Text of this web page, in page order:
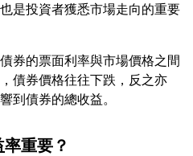
是投資者獲悉市場走向的重要
券的票面利率與市場價格之間
債券價格往往下跌，反之亦
重要？